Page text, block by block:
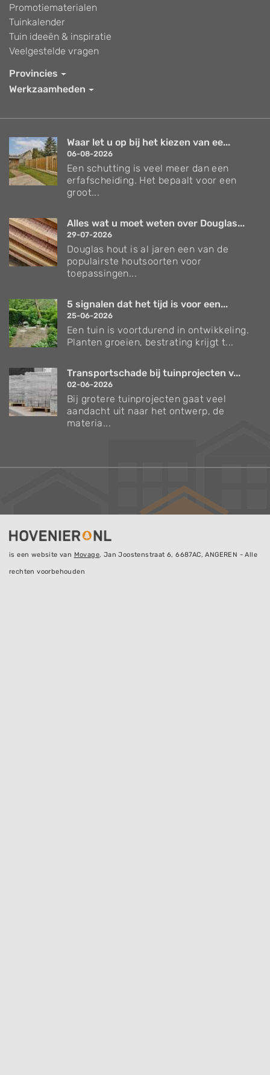
Promotiematerialen
Tuinkalender
Tuin ideeën & inspiratie
Veelgestelde vragen
Provincies
Werkzaamheden
Waar let u op bij het kiezen van ee...
06-08-2026
Een schutting is veel meer dan een
erfafscheiding. Het bepaalt voor een
groot...
Alles wat u moet weten over Douglas...
29-07-2026
Douglas hout is al jaren een van de
populairste houtsoorten voor
toepassingen...
5 signalen dat het tijd is voor een...
25-06-2026
Een tuin is voortdurend in ontwikkeling.
Planten groeien, bestrating krijgt t...
Transportschade bij tuinprojecten v...
02-06-2026
Bij grotere tuinprojecten gaat veel
aandacht uit naar het ontwerp, de
materia...
is een website van Movage, Jan Joostenstraat 6, 6687AC, ANGEREN - Alle
rechten voorbehouden